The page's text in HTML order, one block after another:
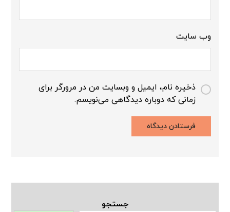
وب‌ سایت
ذخیره نام، ایمیل و وبسایت من در مرورگر برای
زمانی که دوباره دیدگاهی می‌نویسم.
جستجو